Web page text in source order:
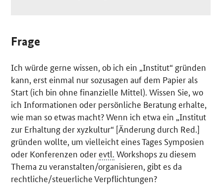
Frage
Ich würde gerne wissen, ob ich ein „Institut“ gründen
kann, erst einmal nur sozusagen auf dem Papier als
Start (ich bin ohne finanzielle Mittel). Wissen Sie, wo
ich Informationen oder persönliche Beratung erhalte,
wie man so etwas macht? Wenn ich etwa ein „Institut
zur Erhaltung der xyzkultur“ [Änderung durch Red.]
gründen wollte, um vielleicht eines Tages Symposien
oder Konferenzen oder evtl. Workshops zu diesem
Thema zu veranstalten/organisieren, gibt es da
rechtliche/steuerliche Verpflichtungen?